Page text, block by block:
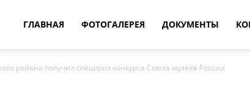
ГЛАВНАЯ ФОТОГАЛЕРЕЯ ДОКУМЕНТЫ
района получил спецприз конкурса Союза музеев России